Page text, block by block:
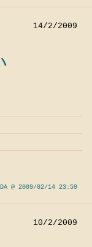
14/2/2009
@ 2009/02/14 23:59
10/2/2009